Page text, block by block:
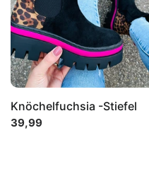
Knöchelfuchsia -Stiefel
39,99